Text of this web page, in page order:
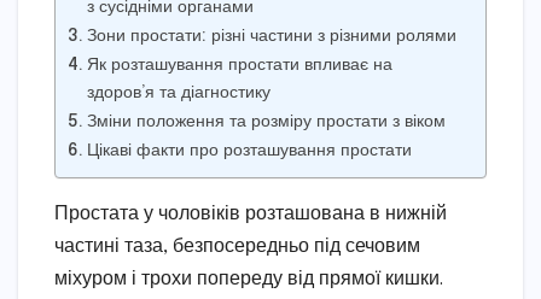
з сусідніми органами
Зони простати: різні частини з різними ролями
Як розташування простати впливає на
здоров’я та діагностику
Зміни положення та розміру простати з віком
Цікаві факти про розташування простати
Простата у чоловіків розташована в нижній
частині таза, безпосередньо під сечовим
міхуром і трохи попереду від прямої кишки.